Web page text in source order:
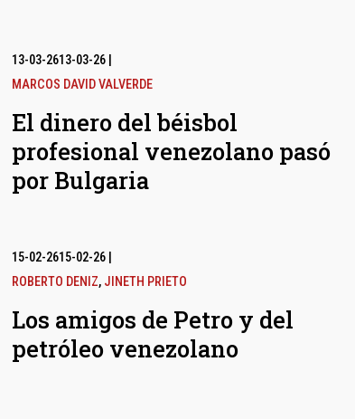
13-03-2613-03-26
MARCOS DAVID VALVERDE
El dinero del béisbol
profesional venezolano pasó
por Bulgaria
15-02-2615-02-26
ROBERTO DENIZ, JINETH PRIETO
Los amigos de Petro y del
petróleo venezolano